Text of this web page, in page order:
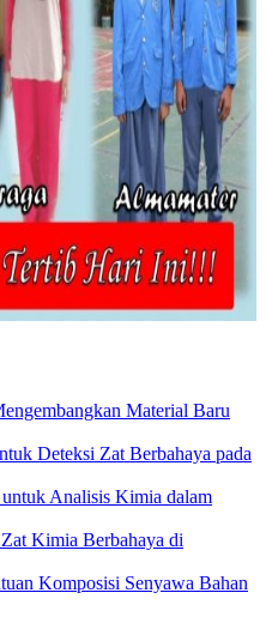
Material Baru
Deteksi Zat Berbahaya pada
Analisis Kimia dalam
Kimia Berbahaya di
Komposisi Senyawa Bahan